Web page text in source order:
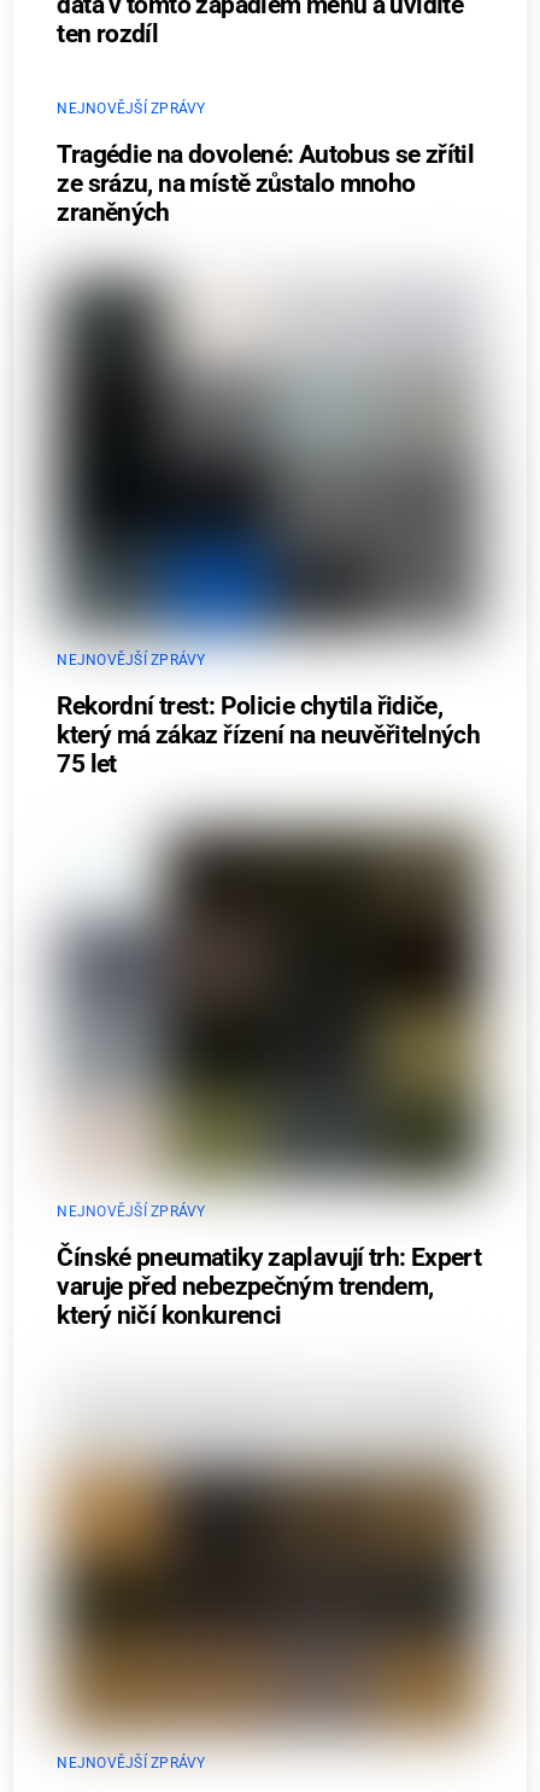
ten rozdíl
NEJNOVĚJŠÍ ZPRÁVY
Tragédie na dovolené: Autobus se zřítil
ze srázu, na místě zůstalo mnoho
zraněných
NEJNOVĚJŠÍ ZPRÁVY
Rekordní trest: Policie chytila řidiče,
který má zákaz řízení na neuvěřitelných
75 let
NEJNOVĚJŠÍ ZPRÁVY
Čínské pneumatiky zaplavují trh: Expert
varuje před nebezpečným trendem,
který ničí konkurenci
NEJNOVĚJŠÍ ZPRÁVY